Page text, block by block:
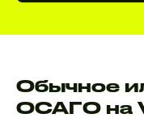
Обычное
ОСАГО на